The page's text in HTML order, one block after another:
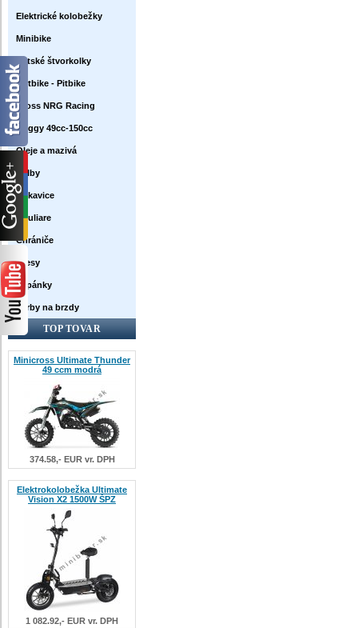
Elektrické kolobežky
Minibike
Detské štvorkolky
Dirtbike - Pitbike
Cross NRG Racing
Buggy 49cc-150cc
Oleje a mazivá
Prilby
Rukavice
Okuliare
Chrániče
Dresy
Topánky
Farby na brzdy
TOP TOVAR
Minicross Ultimate Thunder
49 ccm modrá
374.58,- EUR vr. DPH
Elektrokolobežka Ultimate
Vision X2 1500W ŠPZ
1 082.92,- EUR vr. DPH